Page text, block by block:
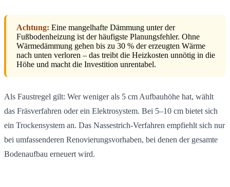
Achtung: Eine mangelhafte Dämmung unter der
Fußbodenheizung ist der häufigste Planungsfehler. Ohne
Wärmedämmung gehen bis zu 30 % der erzeugten Wärme
nach unten verloren – das treibt die Heizkosten unnötig in die
Höhe und macht die Investition unrentabel.
Als Faustregel gilt: Wer weniger als 5 cm Aufbauhöhe hat, wählt
das Fräsverfahren oder ein Elektrosystem. Bei 5–10 cm bietet sich
ein Trockensystem an. Das Nassestrich-Verfahren empfiehlt sich nur
bei umfassenderen Renovierungsvorhaben, bei denen der gesamte
Bodenaufbau erneuert wird.